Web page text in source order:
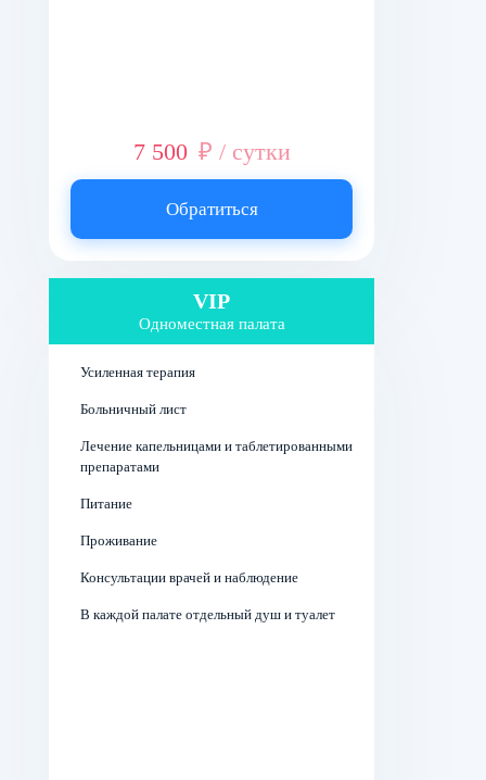
7 500 ₽ / сутки
Обратиться
VIP
Одноместная палата
Усиленная терапия
Больничный лист
Лечение капельницами и таблетированными
препаратами
Питание
Проживание
Консультации врачей и наблюдение
В каждой палате отдельный душ и туалет